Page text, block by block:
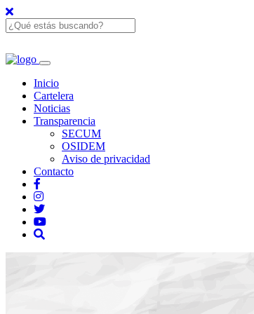
Inicio
Cartelera
Noticias
Transparencia
SECUM
OSIDEM
Aviso de privacidad
Contacto